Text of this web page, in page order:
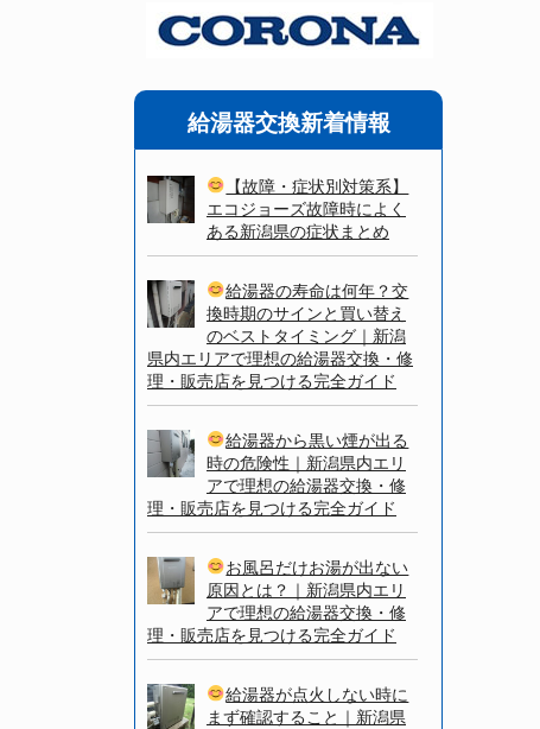
給湯器交換新着情報
【故障・症状別対策系】
エコジョーズ故障時によく
ある新潟県の症状まとめ
給湯器の寿命は何年？交
換時期のサインと買い替え
のベストタイミング｜新潟
県内エリアで理想の給湯器交換・修
理・販売店を見つける完全ガイド
給湯器から黒い煙が出る
時の危険性｜新潟県内エリ
アで理想の給湯器交換・修
理・販売店を見つける完全ガイド
お風呂だけお湯が出ない
原因とは？｜新潟県内エリ
アで理想の給湯器交換・修
理・販売店を見つける完全ガイド
給湯器が点火しない時に
まず確認すること｜新潟県